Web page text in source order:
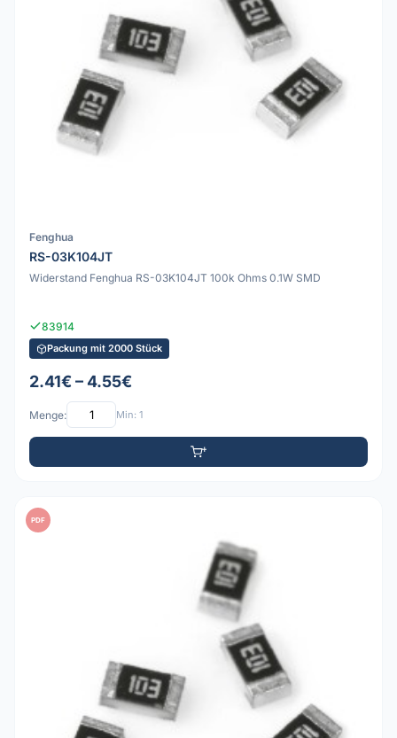
Fenghua
RS-03K104JT
Widerstand Fenghua RS-03K104JT 100k Ohms 0.1W SMD
83914
Packung mit 2000 Stück
2.41€ – 4.55€
Menge: Min: 1
PDF